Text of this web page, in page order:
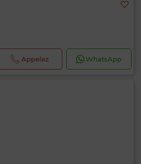
Appelez WhatsApp